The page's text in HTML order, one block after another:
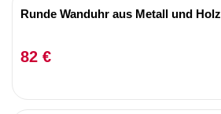
Runde Wanduhr aus Metall und Holz
82 €